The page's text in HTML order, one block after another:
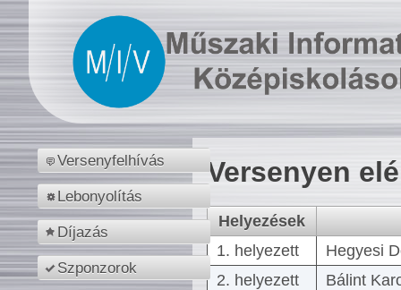
Versenyfelhívás
Lebonyolítás
Díjazás
Szponzorok
Versenyen
Helyezések
1. helyezett
Hegyesi
2. helyezett
Bálint